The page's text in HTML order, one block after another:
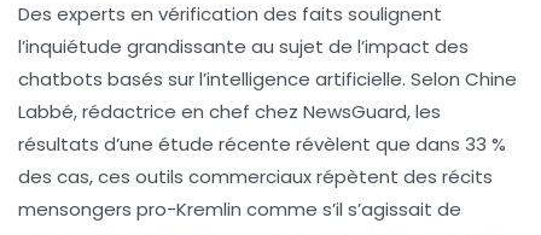
Des experts en vérification des faits soulignent
l’inquiétude grandissante au sujet de l’impact des
chatbots basés sur l’intelligence artificielle. Selon Chine
Labbé, rédactrice en chef chez NewsGuard, les
résultats d’une étude récente révèlent que dans 33 %
des cas, ces outils commerciaux répètent des récits
mensongers pro-Kremlin comme s’il s’agissait de